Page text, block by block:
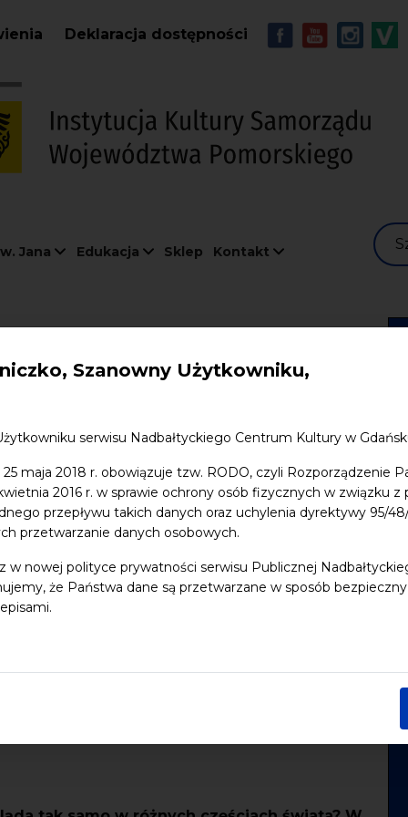
Szanowny Użytkowniku,
serwisu Nadbałtyckiego Centrum Kultury w
maja 2018 r. obowiązuje tzw. RODO, czyli Rozporządzenie
2016 r. w sprawie ochrony osób fizycznych w związku
przepływu takich danych oraz uchylenia dyrektywy 95/
przetwarzanie danych osobowych.
w nowej polityce prywatności serwisu Publicznej
że Państwa dane są przetwarzane w sposób
Deklaracja dostępności MENU -
Jana Edukacja Sklep Kontakt
bez granic –
Kongres Zdrowia
NAWA)
Wykład
iCal